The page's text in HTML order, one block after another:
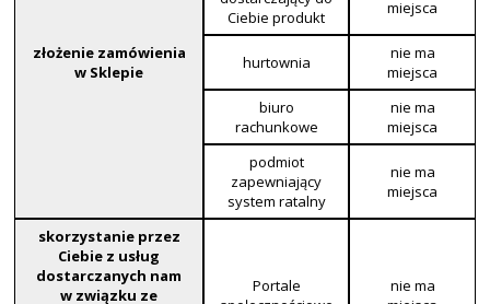
złożenie zamówienia
w Sklepie
Ciebie produkt
miejsca
hurtownia
nie ma
miejsca
biuro
rachunkowe
nie ma
miejsca
podmiot
zapewniający
system ratalny
nie ma
miejsca
skorzystanie przez
Ciebie z usług
dostarczanych nam
w związku ze
Portale
nie ma